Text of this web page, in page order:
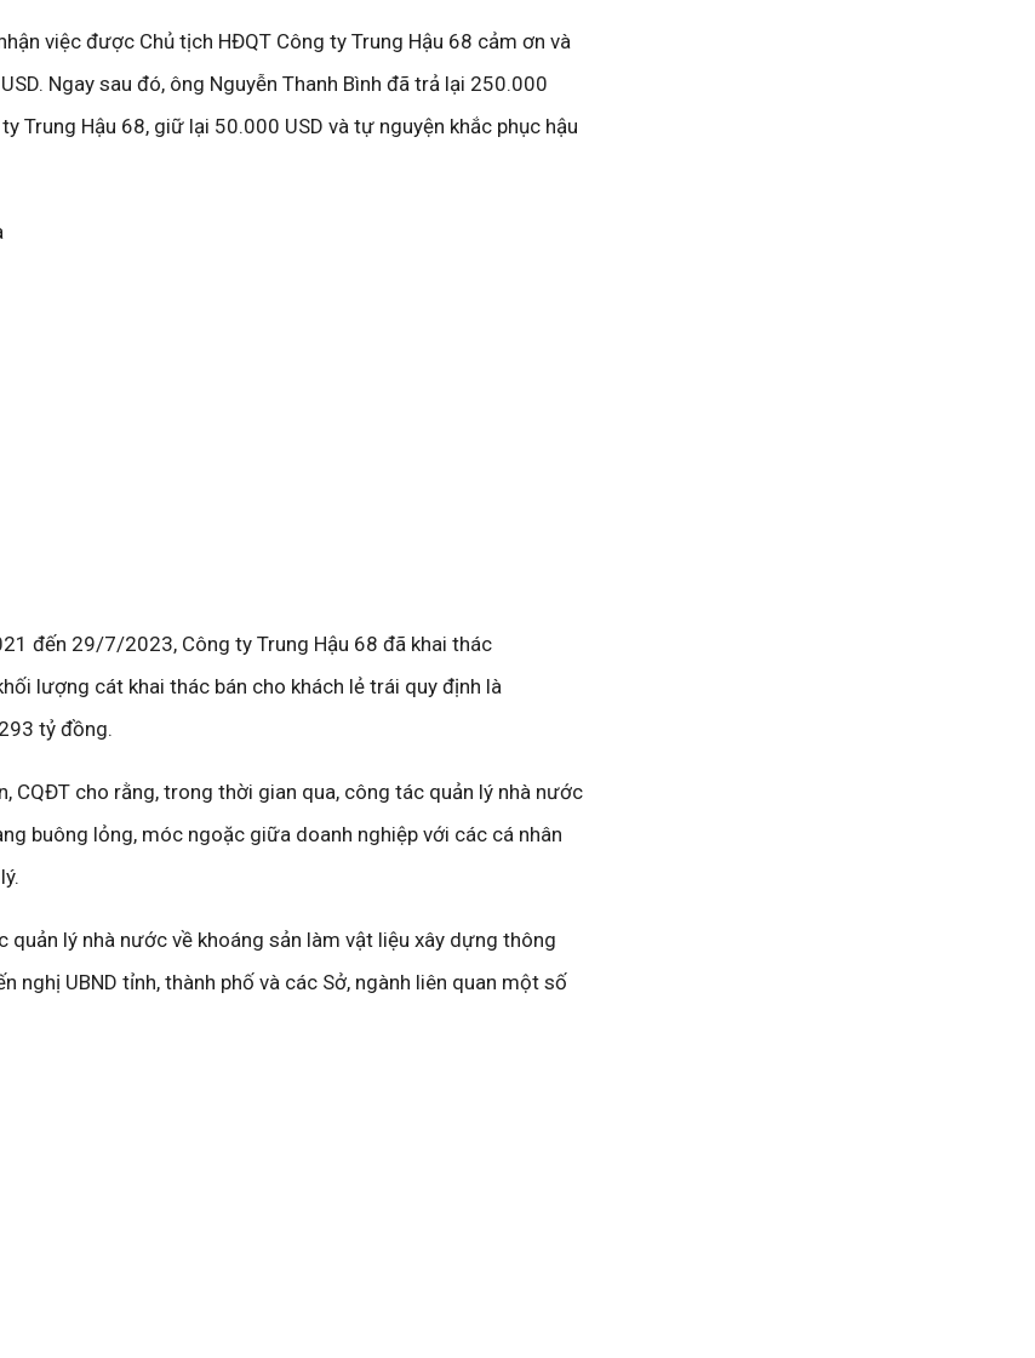
việc được Chủ tịch HĐQT Công ty Trung Hậu 68 cảm ơn và
Ngay sau đó, ông Nguyễn Thanh Bình đã trả lại 250.000
Trung Hậu 68, giữ lại 50.000 USD và tự nguyện khắc phục hậu
đến 29/7/2023, Công ty Trung Hậu 68 đã khai thác
lượng cát khai thác bán cho khách lẻ trái quy định là
tỷ đồng.
CQĐT cho rằng, trong thời gian qua, công tác quản lý nhà nước
buông lỏng, móc ngoặc giữa doanh nghiệp với các cá nhân
quản lý nhà nước về khoáng sản làm vật liệu xây dựng thông
nghị UBND tỉnh, thành phố và các Sở, ngành liên quan một số